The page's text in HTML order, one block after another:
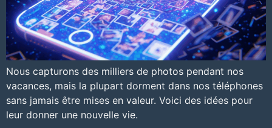
Nous capturons des milliers de photos pendant nos
vacances, mais la plupart dorment dans nos téléphones
sans jamais être mises en valeur. Voici des idées pour
leur donner une nouvelle vie.